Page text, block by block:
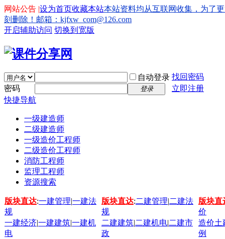
设为首页收藏本站
网站公告 |
本站资料均从互联网收集，为了
刻删除！邮箱：kjfxw_com@126.com
开启辅助访问 切换到宽版
自动登录 找回密码
密码
登录
立即注册
快捷导航
一级建造师
二级建造师
一级造价工程师
二级造价工程师
消防工程师
监理工程师
资源搜索
版块直达:一建管理|一建法
规
版块直达:二建管理|二建法
规
版块直
价
一建经济|一建建筑|一建机
电
二建建筑|二建机电|二建市
政
造价土
例